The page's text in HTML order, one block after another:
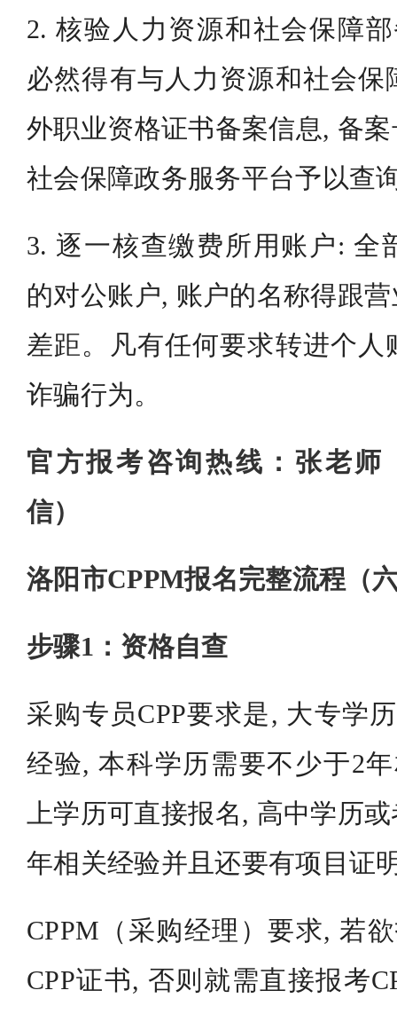
2. 核验人力资源和社会保障
必然得有与人力资源和社会保
外职业资格证书备案信息, 备
社会保障政务服务平台予以查
3. 逐一核查缴费所用账户: 全
的对公账户, 账户的名称得跟
差距。凡有任何要求转进个人
诈骗行为。
官方报考咨询热线：张老师
信）
洛阳市CPPM报名完整流程（
步骤1：资格自查
采购专员CPP要求是, 大专学
经验, 本科学历需要不少于2
上学历可直接报名, 高中学历
年相关经验并且还要有项目证
CPPM（采购经理）要求, 若
CPP证书, 否则就需直接报考